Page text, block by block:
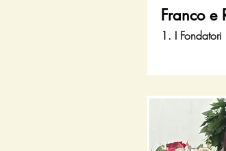
Franco e
1. I Fondatori